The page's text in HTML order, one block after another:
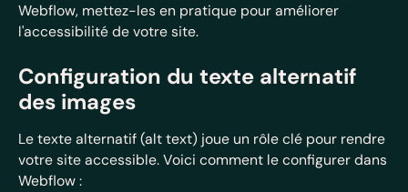
Webflow, mettez-les en pratique pour améliorer
l'accessibilité de votre site.
Configuration du texte alternatif
des images
Le texte alternatif (alt text) joue un rôle clé pour rendre
votre site accessible. Voici comment le configurer dans
Webflow :